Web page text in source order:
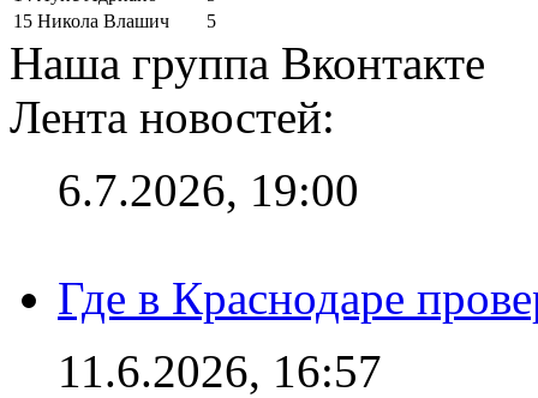
15 Никола Влашич 5
Наша группа Вконтакте
Лента новостей:
6.7.2026, 19:00
Где в Краснодаре
11.6.2026, 16:57